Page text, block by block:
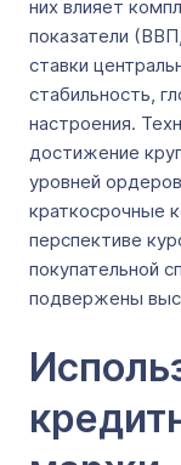
них влияет
показатели
ставки
стабильность,
настроения.
достижение
уровней
краткосрочные
перспективе
покупательной
подвержены